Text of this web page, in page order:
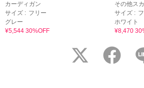
カーディガン
サイズ : フリー
グレー
¥5,544 30%OFF
その他ス
サイズ :
ホワイト
¥8,470
twitter